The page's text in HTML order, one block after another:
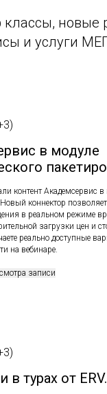
классы, новые
и услуги
в модуле
контент Академсервис
коннектор
в реальном режиме
загрузки цен и
реально доступные
на вебинаре.
записи
в турах от ERV.